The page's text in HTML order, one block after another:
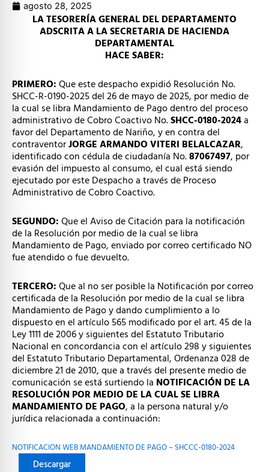
agosto 28, 2025
LA TESORERÍA GENERAL DEL DEPARTAMENTO
ADSCRITA A LA SECRETARIA DE HACIENDA
DEPARTAMENTAL
HACE SABER:
PRIMERO: Que este despacho expidió Resolución No.
SHCC-R-0190-2025 del 26 de mayo de 2025, por medio de
la cual se libra Mandamiento de Pago dentro del proceso
administrativo de Cobro Coactivo No.SHCC-0180-2024a
favor del Departamento de Nariño, y en contra del
contraventorJORGE ARMANDO VITERI BELALCAZAR,
identificado con cédula de ciudadanía No.87067497, por
evasión del impuesto al consumo, el cual está siendo
ejecutado por este Despacho a través de Proceso
Administrativo de Cobro Coactivo.
SEGUNDO: Que el Aviso de Citación para la notificación
de la Resolución por medio de la cual se libra
Mandamiento de Pago, enviado por correo certificado NO
fue atendido o fue devuelto.
TERCERO: Que al no ser posible la Notificación por correo
certificada de la Resolución por medio de la cual se libra
Mandamiento de Pago y dando cumplimiento a lo
dispuesto en el artículo 565 modificado por el art. 45 de la
Ley 1111 de 2006 y siguientes del Estatuto Tributario
Nacional en concordancia con el artículo 298 y siguientes
del Estatuto Tributario Departamental, Ordenanza 028 de
diciembre 21 de 2010, que a través del presente medio de
comunicación se está surtiendo la NOTIFICACIÓN DE LA
RESOLUCIÓN POR MEDIO DE LA CUAL SE LIBRA
MANDAMIENTO DE PAGO, a la persona natural y/o
jurídica relacionada a continuación:
NOTIFICACION WEB MANDAMIENTO DE PAGO – SHCCC-0180-2024
Descargar